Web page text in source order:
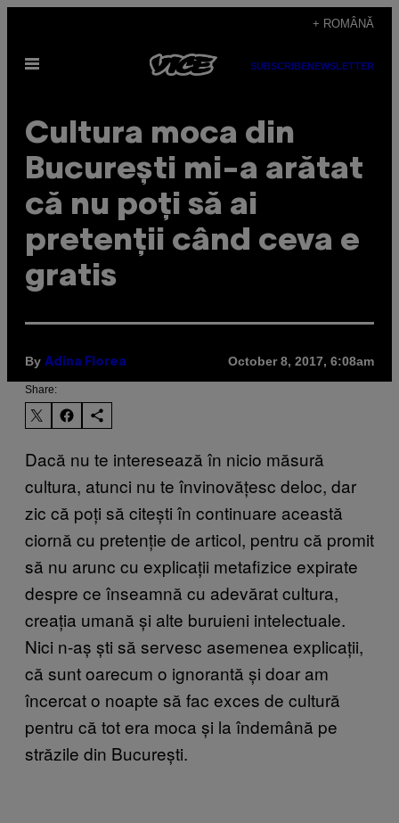
content
+ ROMÂNĂ
Open
SUBSCRIBENEWSLETTER
Cultura moca din
București mi-a arătat
că nu poți să ai
pretenții când ceva e
gratis
By Adina Florea October 8, 2017, 6:08am
Share:
Dacă nu te interesează în nicio măsură
cultura, atunci nu te învinovățesc deloc, dar
zic că poți să citești în continuare această
ciornă cu pretenție de articol, pentru că promit
să nu arunc cu explicații metafizice expirate
despre ce înseamnă cu adevărat cultura,
creația umană și alte buruieni intelectuale.
Nici n-aș ști să servesc asemenea explicații,
că sunt oarecum o ignorantă și doar am
încercat o noapte să fac exces de cultură
pentru că tot era moca și la îndemână pe
străzile din București.